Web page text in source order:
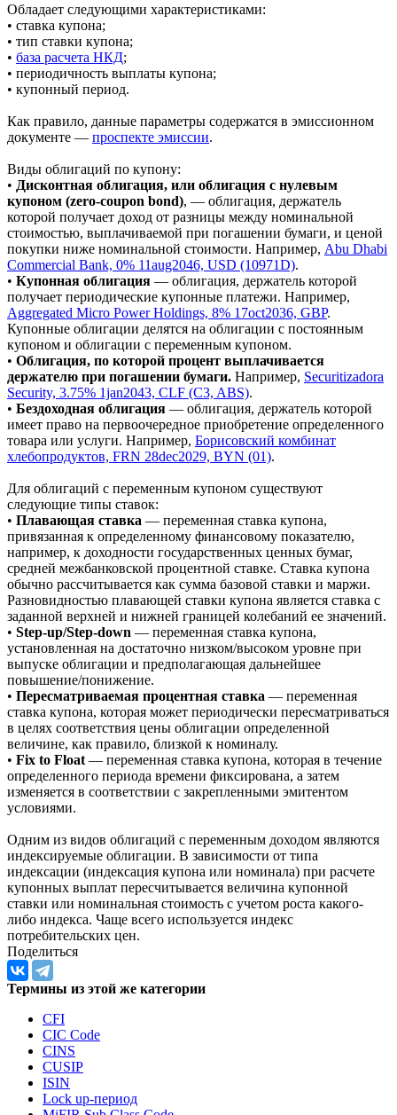
Обладает следующими характеристиками:
• ставка купона;
• тип ставки купона;
• база расчета НКД;
• периодичность выплаты купона;
• купонный период.
Как правило, данные параметры содержатся в эмиссионном
документе — проспекте эмиссии.
Виды облигаций по купону:
• Дисконтная облигация, или облигация с нулевым
купоном (zero-coupon bond), — облигация, держатель
которой получает доход от разницы между номинальной
стоимостью, выплачиваемой при погашении бумаги, и ценой
покупки ниже номинальной стоимости. Например, Abu Dhabi
Commercial Bank, 0% 11aug2046, USD (10971D).
• Купонная облигация — облигация, держатель которой
получает периодические купонные платежи. Например,
Aggregated Micro Power Holdings, 8% 17oct2036, GBP.
Купонные облигации делятся на облигации с постоянным
купоном и облигации с переменным купоном.
• Облигация, по которой процент выплачивается
держателю при погашении бумаги. Например, Securitizadora
Security, 3.75% 1jan2043, CLF (C3, ABS).
• Бездоходная облигация — облигация, держатель которой
имеет право на первоочередное приобретение определенного
товара или услуги. Например, Борисовский комбинат
хлебопродуктов, FRN 28dec2029, BYN (01).
Для облигаций с переменным купоном существуют
следующие типы ставок:
• Плавающая ставка — переменная ставка купона,
привязанная к определенному финансовому показателю,
например, к доходности государственных ценных бумаг,
средней межбанковской процентной ставке. Ставка купона
обычно рассчитывается как сумма базовой ставки и маржи.
Разновидностью плавающей ставки купона является ставка с
заданной верхней и нижней границей колебаний ее значений.
• Step-up/Step-down — переменная ставка купона,
установленная на достаточно низком/высоком уровне при
выпуске облигации и предполагающая дальнейшее
повышение/понижение.
• Пересматриваемая процентная ставка — переменная
ставка купона, которая может периодически пересматриваться
в целях соответствия цены облигации определенной
величине, как правило, близкой к номиналу.
• Fix to Float — переменная ставка купона, которая в течение
определенного периода времени фиксирована, а затем
изменяется в соответствии с закрепленными эмитентом
условиями.
Одним из видов облигаций с переменным доходом являются
индексируемые облигации. В зависимости от типа
индексации (индексация купона или номинала) при расчете
купонных выплат пересчитывается величина купонной
ставки или номинальная стоимость с учетом роста какого-
либо индекса. Чаще всего используется индекс
потребительских цен.
Поделиться
Термины из этой же категории
CFI
CIC Code
CINS
CUSIP
ISIN
Lock up-период